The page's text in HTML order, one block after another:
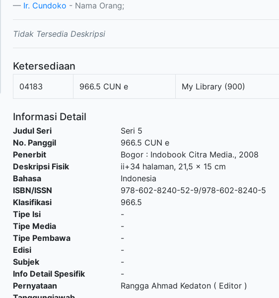
Ir. Cundoko - Nama Orang;
Tidak Tersedia Deskripsi
Ketersediaan
04183 966.5 CUN e My Library (900)
Informasi Detail
Judul Seri
Seri 5
No. Panggil
966.5 CUN e
Penerbit
Bogor: Indobook Citra Media., 2008
Deskripsi Fisik
ii+34 halaman, 21,5 x 15 cm
Bahasa
Indonesia
ISBN/ISSN
978-602-8240-52-9/978-602-8240-5
Klasifikasi
966.5
Tipe Isi
-
Tipe Media
-
Tipe Pembawa
-
Edisi
-
Subjek
-
Info Detail Spesifik
-
Pernyataan
Rangga Ahmad Kedaton ( Editor )